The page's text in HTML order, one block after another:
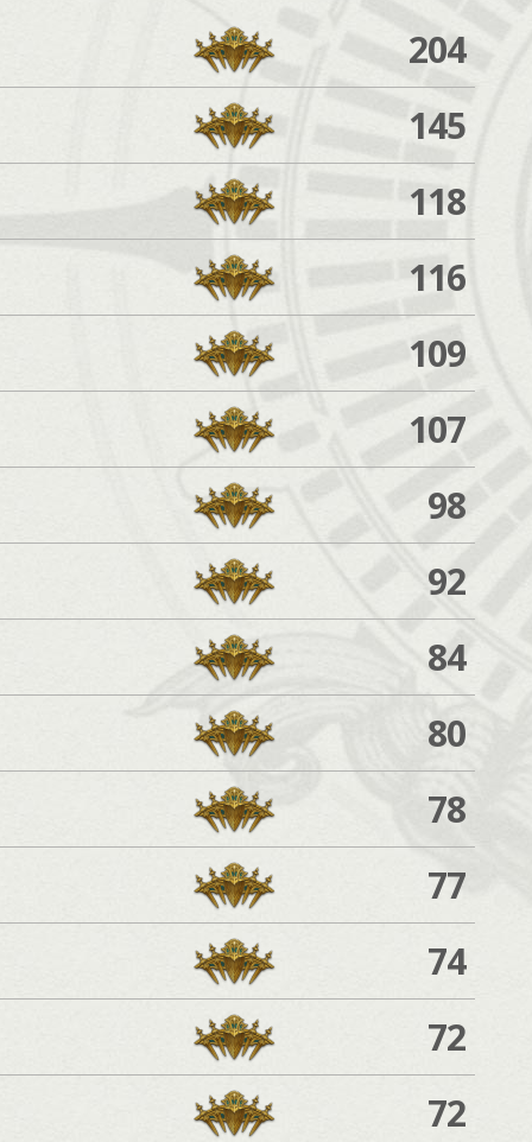
204
145
118
116
109
107
98
92
84
80
78
77
74
72
72